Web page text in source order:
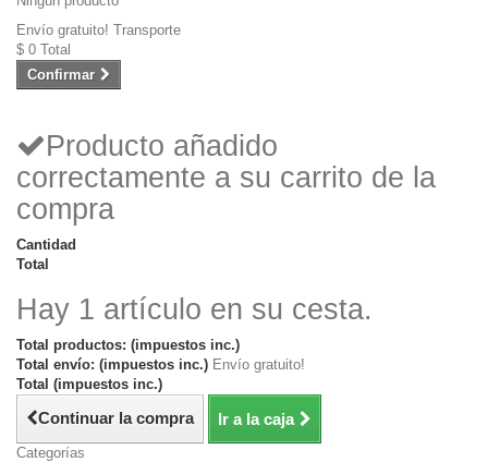
Envío gratuito! Transporte
$ 0 Total
Confirmar
Producto añadido
correctamente a su carrito de la
compra
Cantidad
Total
Hay 1 artículo en su cesta.
Total productos: (impuestos inc.)
Total envío: (impuestos inc.) Envío gratuito!
Total (impuestos inc.)
Continuar la compra Ir a la caja
Categorías